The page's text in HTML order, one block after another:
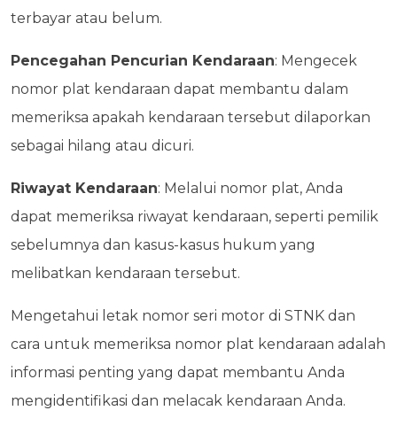
terbayar atau belum.
Pencegahan Pencurian Kendaraan: Mengecek
nomor plat kendaraan dapat membantu dalam
memeriksa apakah kendaraan tersebut dilaporkan
sebagai hilang atau dicuri.
Riwayat Kendaraan: Melalui nomor plat, Anda
dapat memeriksa riwayat kendaraan, seperti pemilik
sebelumnya dan kasus-kasus hukum yang
melibatkan kendaraan tersebut.
Mengetahui letak nomor seri motor di STNK dan
cara untuk memeriksa nomor plat kendaraan adalah
informasi penting yang dapat membantu Anda
mengidentifikasi dan melacak kendaraan Anda.